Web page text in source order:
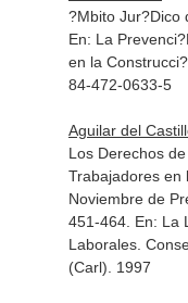
?Mbito Jur?Dico
En: La
en la
84-472-0633-5
Aguilar del
Los Derechos
Trabajadores en
Noviembre de
451-464. En: La
Laborales.
(Carl). 1997